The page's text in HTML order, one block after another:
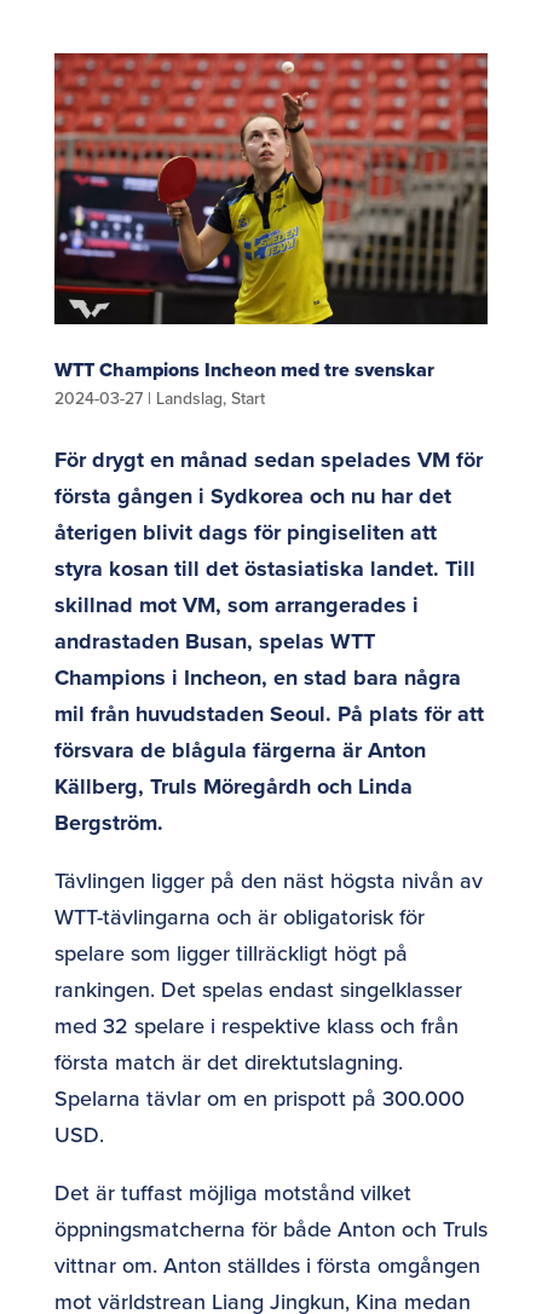
WTT Champions Incheon med tre svenskar
2024-03-27| Landslag, Start
För drygt en månad sedan spelades VM för
första gången i Sydkorea och nu har det
återigen blivit dags för pingiseliten att
styra kosan till det östasiatiska landet. Till
skillnad mot VM, som arrangerades i
andrastaden Busan, spelas WTT
Champions i Incheon, en stad bara några
mil från huvudstaden Seoul. På plats för att
försvara de blågula färgerna är Anton
Källberg, Truls Möregårdh och Linda
Bergström.
Tävlingen ligger på den näst högsta nivån av
WTT-tävlingarna och är obligatorisk för
spelare som ligger tillräckligt högt på
rankingen. Det spelas endast singelklasser
med 32 spelare i respektive klass och från
första match är det direktutslagning.
Spelarna tävlar om en prispott på 300.000
USD.
Det är tuffast möjliga motstånd vilket
öppningsmatcherna för både Anton och Truls
vittnar om. Anton ställdes i första omgången
mot världstrean Liang Jingkun, Kina medan